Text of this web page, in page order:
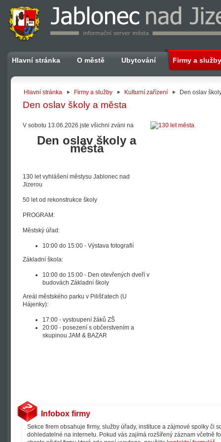
Hlavní stránka O městě Ubytování Firmy a služby
Hlavní stránka Firmy a služby Kulturní zařízení Den oslav
Den oslav školy a města
V sobotu 13.06.2026 jste všichni zváni na
Den oslav školy a
města
130 let vyhlášení městysu Jablonec nad
Jizerou
50 let od rekonstrukce školy
PROGRAM:
Městský úřad:
10:00 do 15:00 - Výstava fotografií
Základní škola:
10:00 do 15:00 - Den otevřených dveří v
budovách Základní školy
Areál městského parku v Pilišťatech (U
Hájenky):
17:00 - vystoupení žáků ZŠ
20:00 - posezení s občerstvením a
skupinou JAM & BAZAR
Infobox firmy
Sekce firem obsahuje firmy, služby úřady, instituce a zájmové spolky či
dohledatelné na internetu. Pokud vás zajímá rozšířený záznam včetně